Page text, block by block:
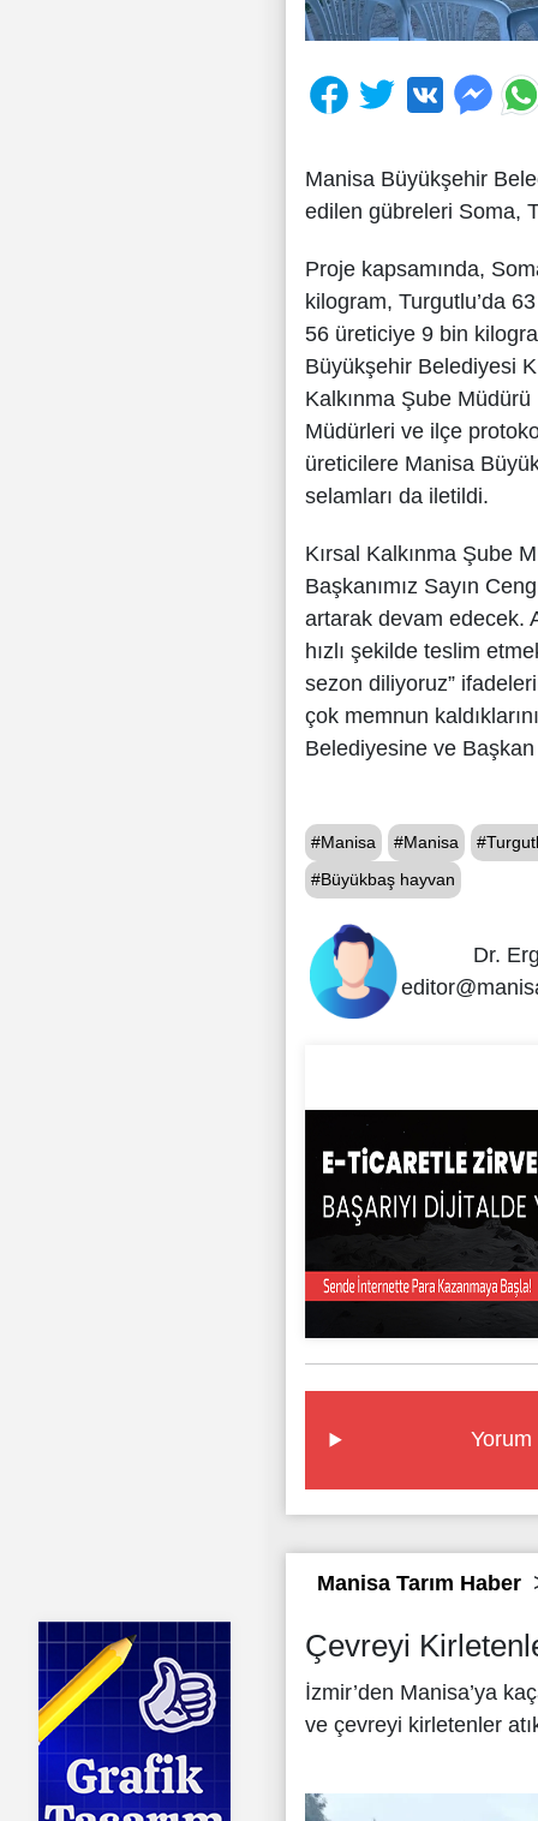
Manisa Büyükşehir
edilen gübreleri Soma,
Proje kapsamında,
kilogram, Turgutlu’da
56 üreticiye 9 bin
Büyükşehir Belediyesi
Kalkınma Şube
Müdürleri ve ilçe
üreticilere Manisa
selamları da iletildi.
Kırsal Kalkınma Şube
Başkanımız Sayın
artarak devam edecek.
hızlı şekilde teslim
sezon diliyoruz”
çok memnun
Belediyesine ve
#Manisa #Manisa
#Büyükbaş hayvan
Dr.
Yorum
Manisa Tarım Haber
Çevreyi
İzmir’den Manisa’ya
ve çevreyi kirletenler